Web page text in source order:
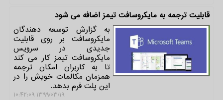
قابلیت ترجمه به مایكروسافت تیمز اضافه می شود
به گزارش توسعه دهندگان
مایكروسافت بر روی قابلیت
جدیدی در سرویس
مایكروسافت تیمز كار می كند
تا به كاربران امكان ترجمه
همزمان مكالمات خویش را در
این پلت فرم بدهد.
۱۳۹۹/۰۳/۱۹ ۱۰:۴۲:۰۹